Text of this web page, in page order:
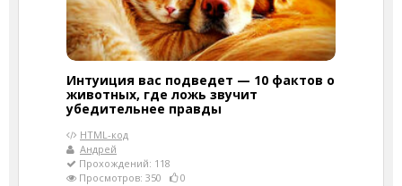
Интуиция вас подведет — 10 фактов о
животных, где ложь звучит
убедительнее правды
HTML-код
Андрей
Прохождений: 118
Просмотров: 350
0